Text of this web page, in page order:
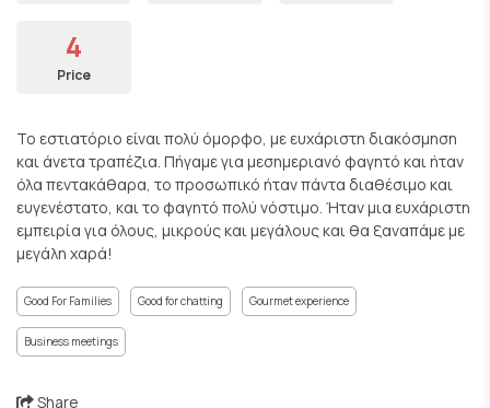
4
Price
Το εστιατόριο είναι πολύ όμορφο, με ευχάριστη διακόσμηση
και άνετα τραπέζια. Πήγαμε για μεσημεριανό φαγητό και ήταν
όλα πεντακάθαρα, το προσωπικό ήταν πάντα διαθέσιμο και
ευγενέστατο, και το φαγητό πολύ νόστιμο. Ήταν μια ευχάριστη
εμπειρία για όλους, μικρούς και μεγάλους και θα ξαναπάμε με
μεγάλη χαρά!
Good For Families Good for chatting Gourmet experience
Business meetings
Share